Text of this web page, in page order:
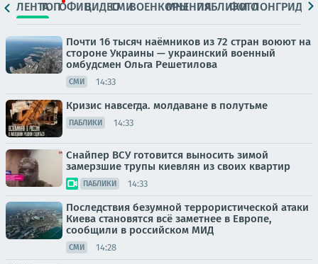
ЛЕНТАТОПОФИЦ.ВИДЕОСМИВОЕНКОРЫМНЕНИЯПАБЛИКИ
ФОТОЛОНГРИДЫ
Почти 16 тысяч наёмников из 72 стран воюют на
стороне Украины — украинский военный
омбудсмен Ольга Решетилова
СМИ 14:33
Кризис навсегда. молдаване в полутьме
ПАБЛИКИ 14:33
Снайпер ВСУ готовится выносить зимой
замерзшие трупы киевлян из своих квартир
ПАБЛИКИ 14:33
Последствия безумной террористической атаки
Киева становятся всё заметнее в Европе,
сообщили в российском МИД
СМИ 14:28